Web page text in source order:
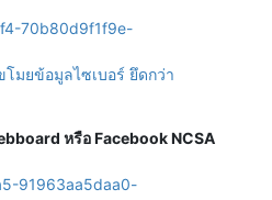
หรือ Facebook NCSA